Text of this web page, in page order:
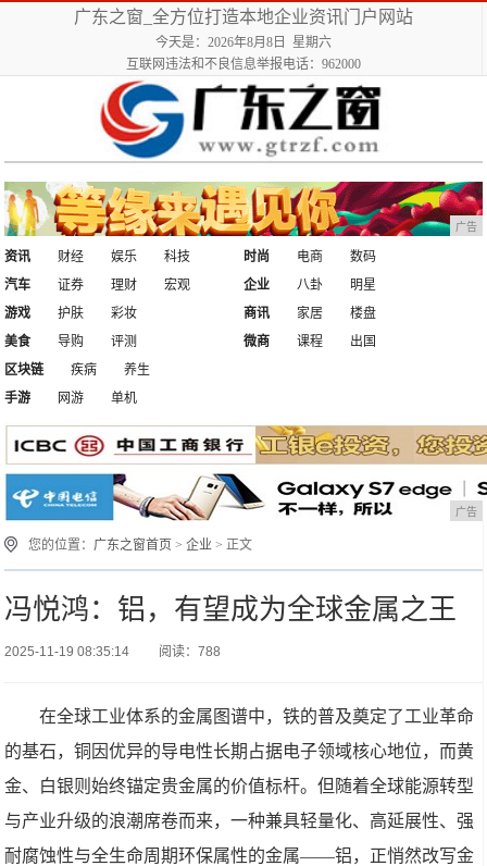
广东之窗_全方位打造本地企业资讯门户网站
今天是：2026年8月8日 星期六
互联网违法和不良信息举报电话：962000
广告
资讯 财经 娱乐
科技
汽车
证券 理财 宏观
时尚 电商
数码
企业
八卦
明星
游戏
护肤
彩妆
美食
导购 评测
商讯 家居
楼盘
微商
课程
出国
区块链
疾病
养生
手游
网游 单机
广告
您的位置： 广东之窗首页 >企业 > 正文
冯悦鸿：铝，有望成为全球金属之王
2025-11-19 08:35:14 阅读：788
在全球工业体系的金属图谱中，铁的普及奠定了工业革命
的基石，铜因优异的导电性长期占据电子领域核心地位，而黄
金、白银则始终锚定贵金属的价值标杆。但随着全球能源转型
与产业升级的浪潮席卷而来，一种兼具轻量化、高延展性、强
耐腐蚀性与全生命周期环保属性的金属——铝，正悄然改写金